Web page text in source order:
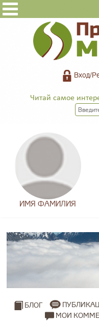
Вход/
Читай самое
ИМЯ ФАМИЛИЯ
БЛОГ
МОИ